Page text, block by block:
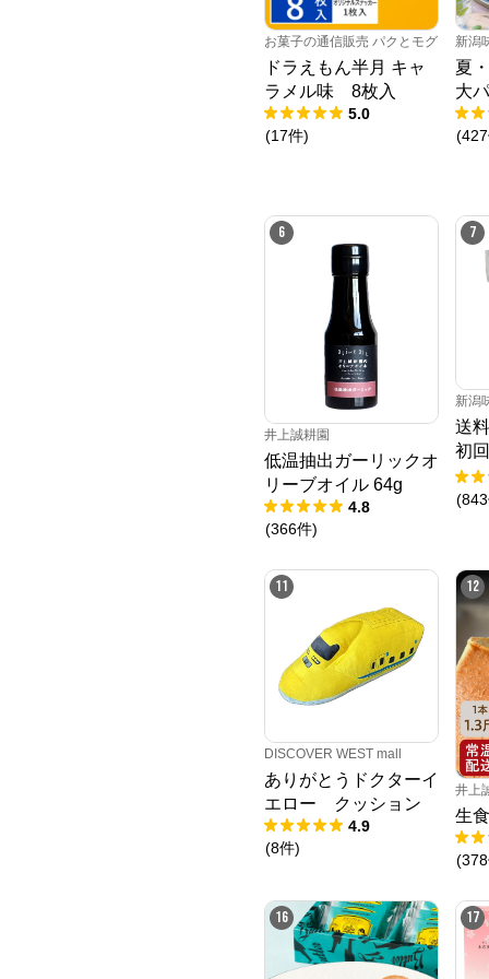
お菓子の通信販売 パクとモグ
ドラえもん半月 キャ
ラメル味 8枚入
5.0
(17件)
新潟
夏
大
(427
6
井上誠耕園
低温抽出ガーリックオ
リーブオイル 64g
4.8
(366件)
7
新潟
送
初
ト
(843
11
DISCOVER WEST mall
ありがとうドクターイ
エロー クッション
4.9
(8件)
12
井上
生
(378
16 17